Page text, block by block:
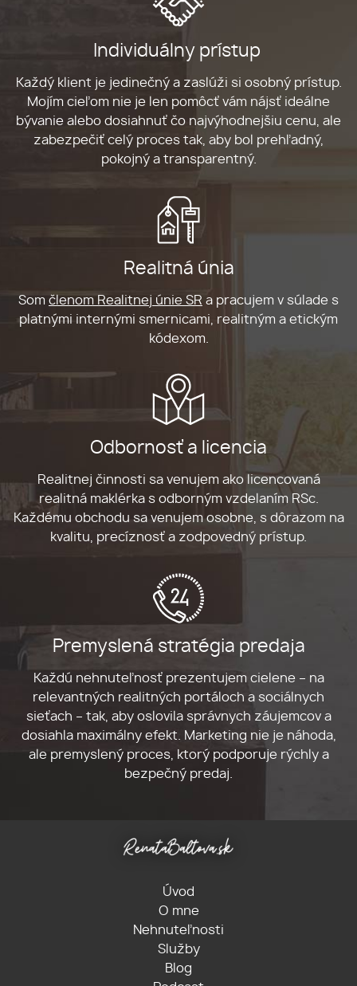
Individuálny prístup
Každý klient je jedinečný a zaslúži si osobný prístup.
Mojím cieľom nie je len pomôcť vám nájsť ideálne
bývanie alebo dosiahnuť čo najvýhodnejšiu cenu, ale
zabezpečiť celý proces tak, aby bol prehľadný,
pokojný a transparentný.
Realitná únia
Som členom Realitnej únie SR a pracujem v súlade s
platnými internými smernicami, realitným a etickým
kódexom.
Odbornosť a licencia
Realitnej činnosti sa venujem ako licencovaná
realitná maklérka s odborným vzdelaním RSc.
Každému obchodu sa venujem osobne, s dôrazom na
kvalitu, precíznosť a zodpovedný prístup.
Premyslená stratégia predaja
Každú nehnuteľnosť prezentujem cielene – na
relevantných realitných portáloch a sociálnych
sieťach – tak, aby oslovila správnych záujemcov a
dosiahla maximálny efekt. Marketing nie je náhoda,
ale premyslený proces, ktorý podporuje rýchly a
bezpečný predaj.
Úvod
O mne
Nehnuteľnosti
Služby
Blog